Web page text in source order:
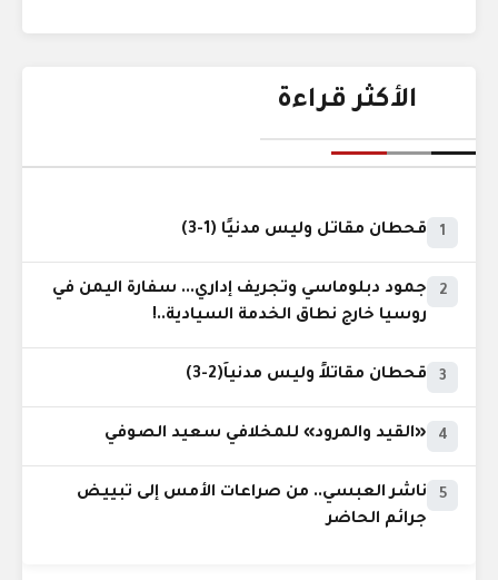
الأكثر قراءة
1 قحطان مقاتل وليس مدنيًا (1-3)
2
جمود دبلوماسي وتجريف إداري... سفارة اليمن في
روسيا خارج نطاق الخدمة السيادية..!
3 قحطان مقاتلاً وليس مدنياً(2-3)
4 «القيد والمرود» للمخلافي سعيد الصوفي
5
ناشر العبسي.. من صراعات الأمس إلى تبييض
جرائم الحاضر